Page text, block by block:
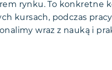
rynku. To konkretne
kursach, podczas
wraz z nauką i